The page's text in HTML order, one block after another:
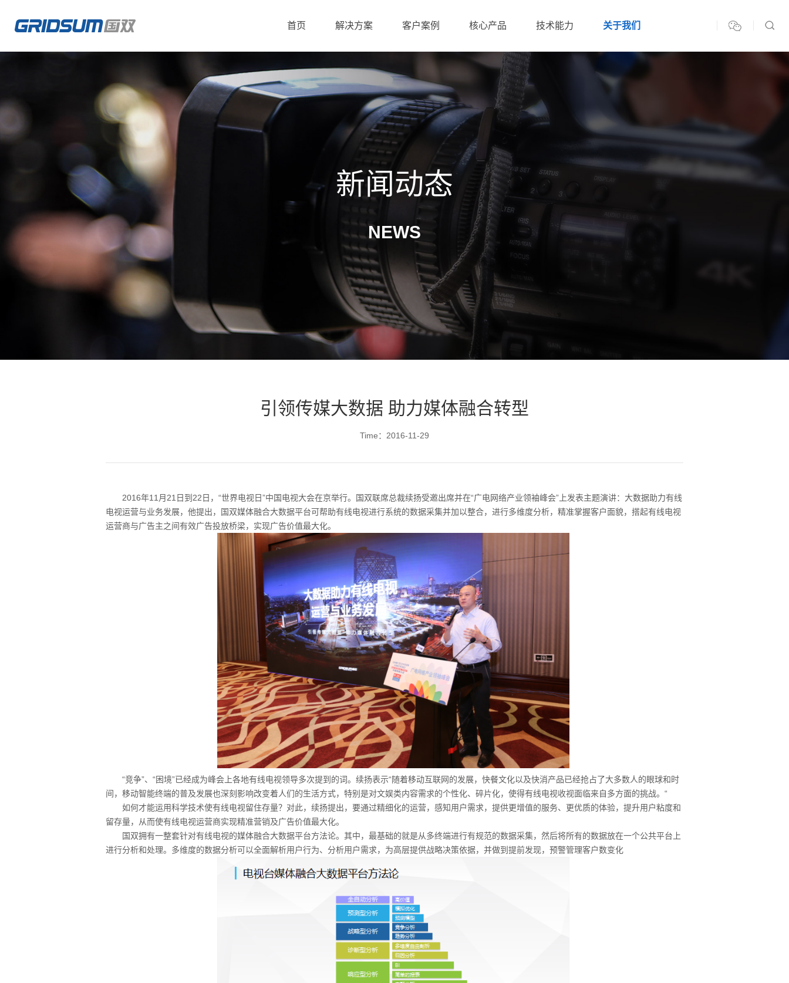
首页 解决方案 客户案例 核心产品 技术能力 关于我们
新闻动态
NEWS
引领传媒大数据 助力媒体融合转型
Time：2016-11-29
2016年11月21日到22日，“世界电视日”中国电视大会在京举行。国双联席总裁续扬受邀出席并在“广电网络产业领袖峰会”上发表主题演讲：大数据助力有线
电视运营与业务发展，他提出，国双媒体融合大数据平台可帮助有线电视进行系统的数据采集并加以整合，进行多维度分析，精准掌握客户面貌，搭起有线电视
运营商与广告主之间有效广告投放桥梁，实现广告价值最大化。
“竞争”、“困境”已经成为峰会上各地有线电视领导多次提到的词。续扬表示“随着移动互联网的发展，快餐文化以及快消产品已经抢占了大多数人的眼球和时
间，移动智能终端的普及发展也深刻影响改变着人们的生活方式，特别是对文娱类内容需求的个性化、碎片化，使得有线电视收视面临来自多方面的挑战。“
如何才能运用科学技术使有线电视留住存量？对此，续扬提出，要通过精细化的运营，感知用户需求，提供更增值的服务、更优质的体验，提升用户粘度和
留存量，从而使有线电视运营商实现精准营销及广告价值最大化。
国双拥有一整套针对有线电视的媒体融合大数据平台方法论。其中，最基础的就是从多终端进行有规范的数据采集，然后将所有的数据放在一个公共平台上
进行分析和处理。多维度的数据分析可以全面解析用户行为、分析用户需求，为高层提供战略决策依据，并做到提前发现，预警管理客户数变化